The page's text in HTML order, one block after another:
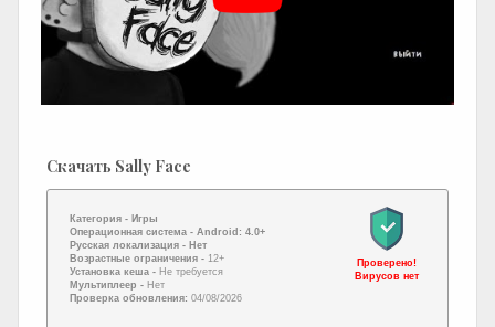
Скачать Sally Face
Категория - Игры
Операционная система - Android: 4.0+
Русская локализация - Нет
Возрастные ограничения - 12+
Установка кеша - Не требуется
Мультиплеер - Нет
Проверка обновления: 04/08/2026
Проверено!
Вирусов нет